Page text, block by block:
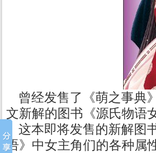
曾经发售了《萌之事典
文新解的图书《源氏物语
这本即将发售的新解图
语》中女主角们的各种属